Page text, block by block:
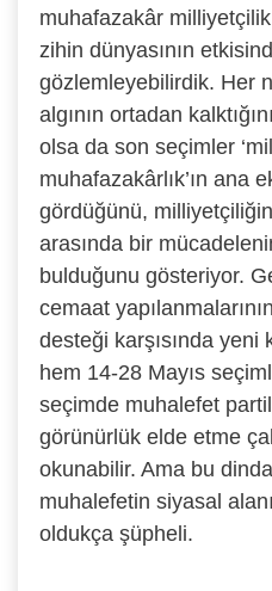
muhafazakâr milliyetçilik
zihin dünyasının
gözlemleyebilirdik. Her
algının ortadan
olsa da son seçimler
muhafazakârlık’ın ana
gördüğünü,
arasında bir
bulduğunu gösteriyor.
cemaat
desteği karşısında
hem 14-28 Mayıs
seçimde muhalefet
görünürlük elde etme
okunabilir. Ama bu
muhalefetin siyasal
oldukça şüpheli.